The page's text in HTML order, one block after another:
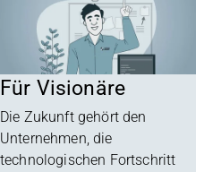
Für Visionäre
Die Zukunft gehört den
Unternehmen, die
technologischen Fortschritt